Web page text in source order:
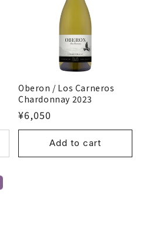
Oberon / Los Carneros
Chardonnay 2023
¥6,050
Add to cart